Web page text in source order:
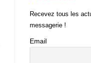
Recevez tous les
messagerie !
Email